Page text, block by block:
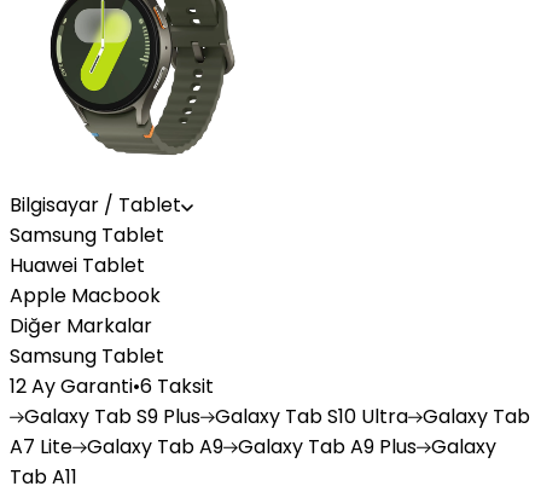
Bilgisayar / Tablet
Samsung Tablet
Huawei Tablet
Apple Macbook
Diğer Markalar
Samsung Tablet
12 Ay Garanti•6 Taksit
Galaxy Tab S9 Plus Galaxy Tab S10 Ultra Galaxy Tab
A7 Lite Galaxy Tab A9 Galaxy Tab A9 Plus Galaxy
Tab A11